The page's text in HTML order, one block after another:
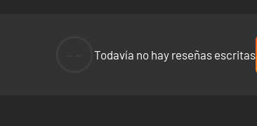
Todavía no hay reseñas escritas